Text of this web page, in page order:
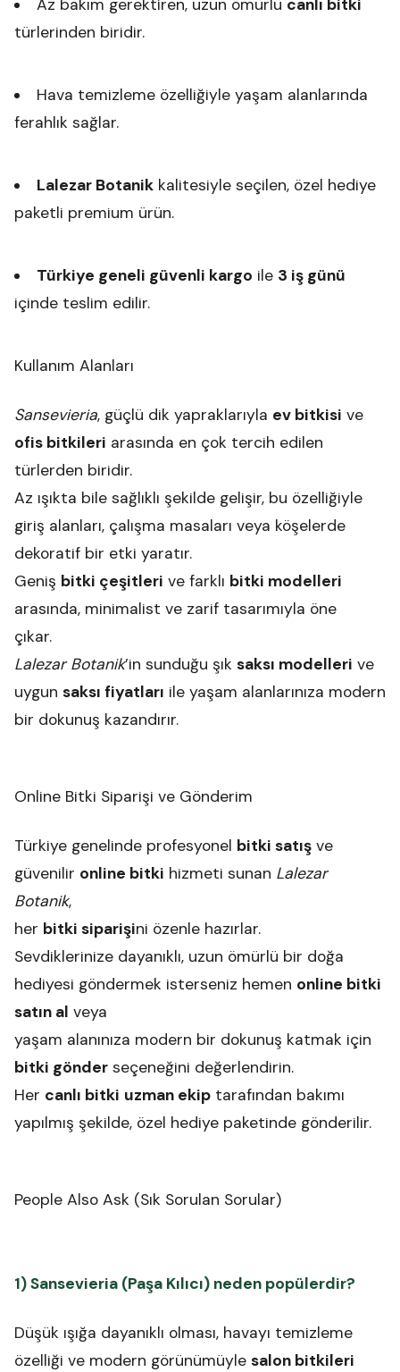
Az bakım gerektiren, uzun ömürlü canlı bitki
türlerinden biridir.
Hava temizleme özelliğiyle yaşam alanlarında
ferahlık sağlar.
Lalezar Botanikkalitesiyle seçilen, özel hediye
paketli premium ürün.
Türkiye geneli güvenli kargo ile 3 iş günü
içinde teslim edilir.
Kullanım Alanları
Sansevieria, güçlü dik yapraklarıyla ev bitkisi ve
ofis bitkileri arasında en çok tercih edilen
türlerden biridir.
Az ışıkta bile sağlıklı şekilde gelişir, bu özelliğiyle
giriş alanları, çalışma masaları veya köşelerde
dekoratif bir etki yaratır.
Geniş bitki çeşitleri ve farklı bitki modelleri
arasında, minimalist ve zarif tasarımıyla öne
çıkar.
Lalezar Botanik’in sunduğu şık saksı modelleri ve
uygun saksı fiyatları ile yaşam alanlarınıza modern
bir dokunuş kazandırır.
Online Bitki Siparişi ve Gönderim
Türkiye genelinde profesyonel bitki satış ve
güvenilir online bitki hizmeti sunan Lalezar
Botanik,
her bitki siparişini özenle hazırlar.
Sevdiklerinize dayanıklı, uzun ömürlü bir doğa
hediyesi göndermek isterseniz hemen online bitki
satın al veya
yaşam alanınıza modern bir dokunuş katmak için
bitki gönder seçeneğini değerlendirin.
Her canlı bitki uzman ekip tarafından bakımı
yapılmış şekilde, özel hediye paketinde gönderilir.
People Also Ask (Sık Sorulan Sorular)
1) Sansevieria (Paşa Kılıcı) neden popülerdir?
Düşük ışığa dayanıklı olması, havayı temizleme
özelliği ve modern görünümüyle salon bitkileri